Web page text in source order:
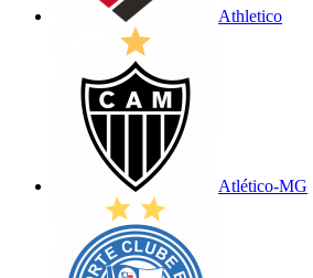
Athletico
Atlético-MG